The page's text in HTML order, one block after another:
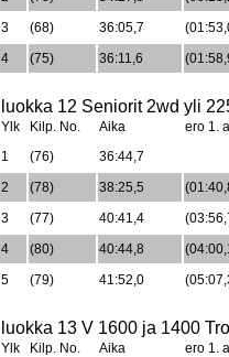
3
(68) 36:05,7
4
(75) 36:11,6
luokka 12 Seniorit 2wd yli
Ylk Kilp. No. Aika
ero 1.
1
(76)
36:44,7
2
(78) 38:25,5
3
(77) 40:41,4
4
(80) 40:44,8
5
(79) 41:52,0
luokka 13 V 1600 ja 1400
Ylk Kilp. No. Aika
ero 1.